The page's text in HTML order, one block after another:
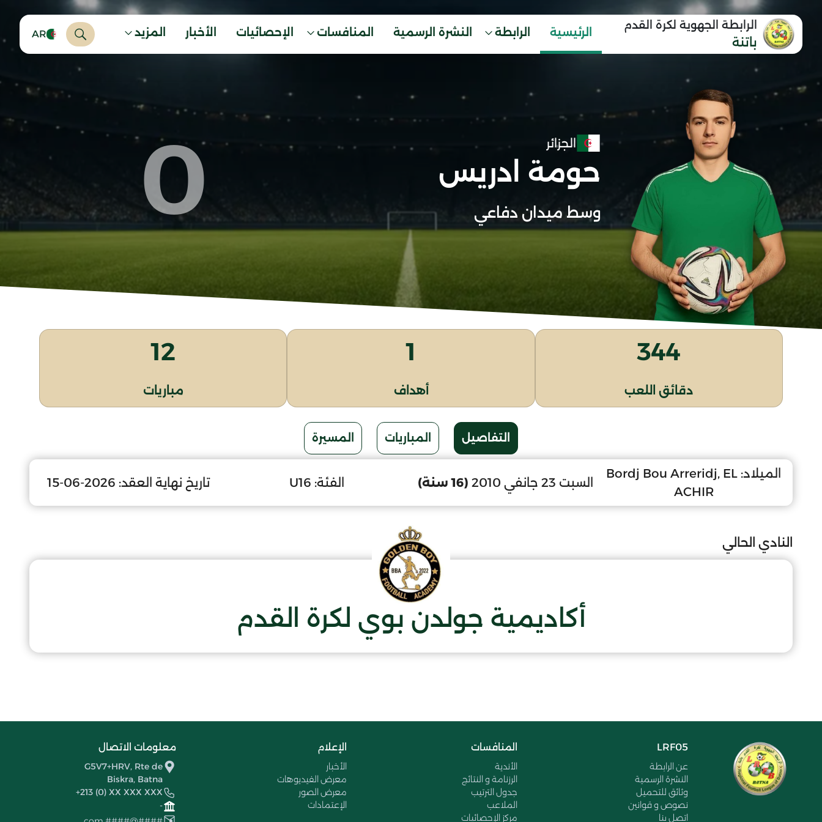
الرابطة الجهوية لكرة القدم
باتنة
الرئيسية الرابطة النشرة الرسمية المنافسات الإحصائيات الأخبار المزيد AR
الجزائر
حومة ادريس
وسط ميدان دفاعي 0
344
دقائق اللعب
1
أهداف
12
مباريات
التفاصيل المباريات المسيرة
الميلاد: Bordj Bou Arreridj, EL
ACHIR
السبت 23 جانفي 2010 (16 سنة) الفئة: U16 تاريخ نهاية العقد: 2026-06-15
النادي الحالي
أكاديمية جولدن بوي لكرة القدم
LRF05
عن الرابطة
النشرة الرسمية
وثائق للتحميل
نصوص و قوانين
اتصل بنا
المنافسات
الأندية
الرزنامة و النتائج
جدول الترتيب
الملاعب
مركز الإحصائيات
الإعلام
الأخبار
معرض الفيديوهات
معرض الصور
الإعتمادات
معلومات الاتصال
G5V7+HRV, Rte de
Biskra, Batna
+213 (0) XX XXX XXX
-